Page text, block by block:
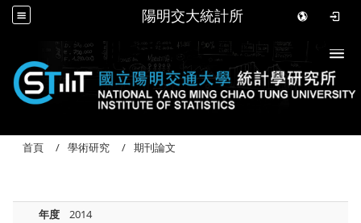
陽明交大統計所
首頁 學術研究 期刊論文
年度
2014